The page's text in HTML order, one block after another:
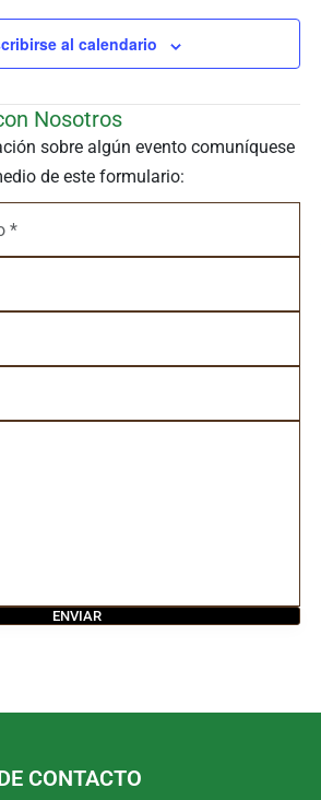
de
al calendario
Nosotros
sobre algún evento comuníquese
de este formulario:
CONTACTO